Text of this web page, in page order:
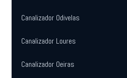
Canalizador Odivelas
Canalizador Loures
Canalizador Oeiras